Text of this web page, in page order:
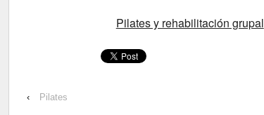
Pilates y rehabilitación grupal
‹ Pilates